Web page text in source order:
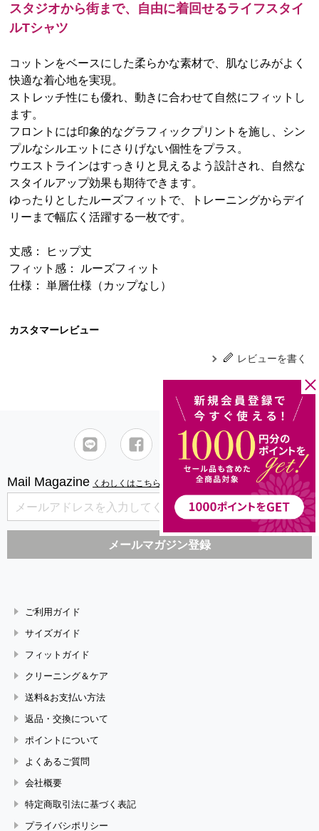
スタジオから街まで、自由に着回せるライフスタイ
ルTシャツ
コットンをベースにした柔らかな素材で、肌なじみがよく
快適な着心地を実現。
ストレッチ性にも優れ、動きに合わせて自然にフィットし
ます。
フロントには印象的なグラフィックプリントを施し、シン
プルなシルエットにさりげない個性をプラス。
ウエストラインはすっきりと見えるよう設計され、自然な
スタイルアップ効果も期待できます。
ゆったりとしたルーズフィットで、トレーニングからデイ
リーまで幅広く活躍する一枚です。
丈感： ヒップ丈
フィット感： ルーズフィット
仕様： 単層仕様（カップなし）
カスタマーレビュー
レビューを書く
Mail Magazine くわしくはこちら
ご利用ガイド
サイズガイド
フィットガイド
クリーニング＆ケア
送料&お支払い方法
返品・交換について
ポイントについて
よくあるご質問
会社概要
特定商取引法に基づく表記
プライバシポリシー